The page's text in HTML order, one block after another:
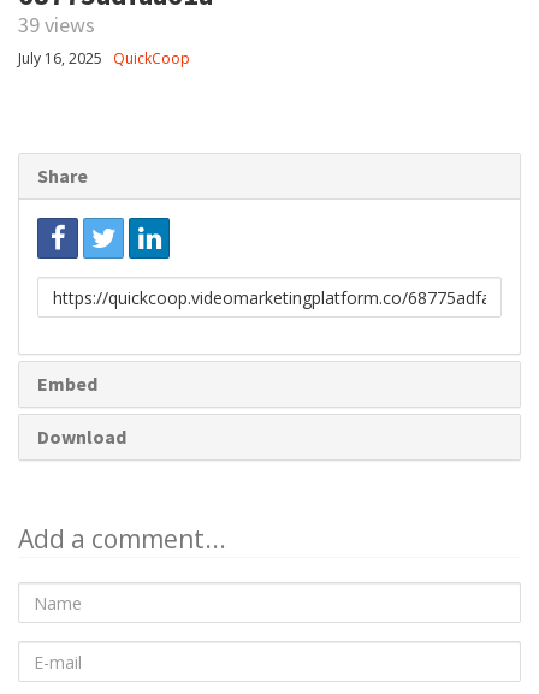
39 views
July 16, 2025 QuickCoop
Share
Link
to
Embed
Download
Add a comment...
Name
mail